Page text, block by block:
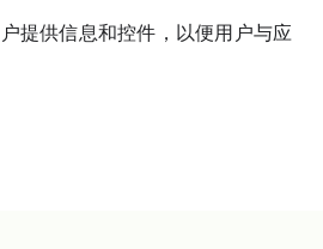
提供信息和控件，以便用户与应